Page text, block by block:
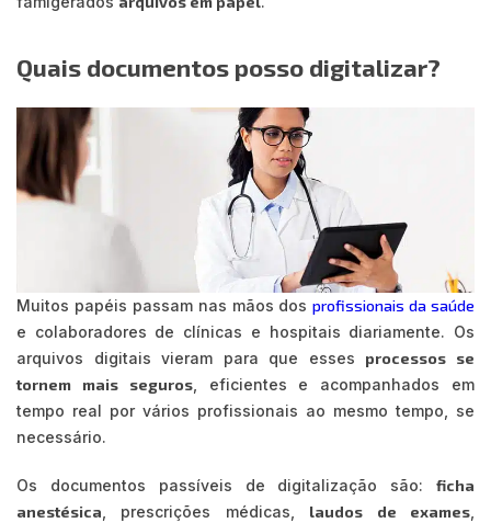
Quais documentos posso digitalizar?
Muitos papéis passam nas mãos dosprofissionais da saúde
e colaboradores de clínicas e hospitais diariamente. Os
arquivos digitais vieram para que esses processos se
tornem mais seguros, eficientes e acompanhados em
tempo real por vários profissionais ao mesmo tempo, se
necessário.
Os documentos passíveis de digitalização são: ficha
anestésica , prescrições médicas, laudos de exames